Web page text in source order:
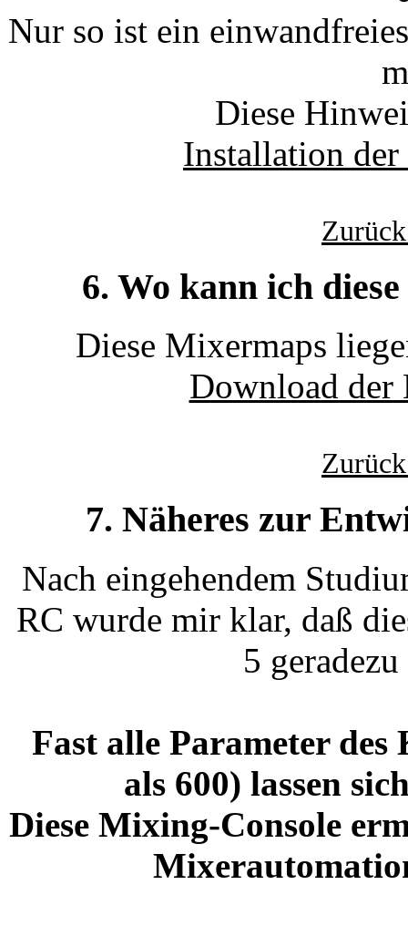
Nur so ist ein
Diese
Installation
6. Wo kann ich
Diese Mixermaps
Download der
7. Näheres zur
Nach eingehendem
RC wurde mir klar, daß
5
Fast alle Parameter
als 600) lassen
Diese Mixing-Console